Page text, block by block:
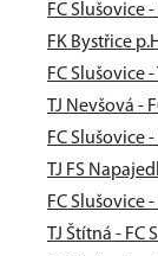
FC Slušovice
FK Bystřice
FC Slušovice
TJ Nevšová -
FC Slušovice -
TJ FS
FC Slušovice
TJ Štítná - FC